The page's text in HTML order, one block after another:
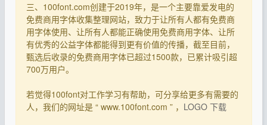
三、100font.com创建于2019年，是一个主要靠爱发电的
免费商用字体收集整理网站，致力于让所有人都有免费商
用字体使用、让所有人都能正确使用免费商用字体、让所
有优秀的公益字体都能得到更有价值的传播，截至目前，
甄选后收录的免费商用字体已超过1500款，已累计吸引超
700万用户。
若觉得100font对工作学习有帮助，可分享给更多有需要的
人，我们的网址是 “ www.100font.com ” ， LOGO 下载